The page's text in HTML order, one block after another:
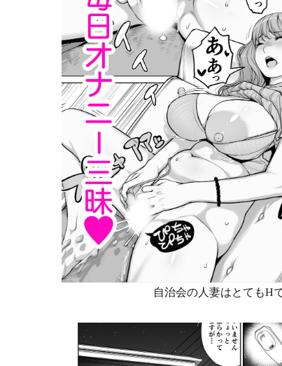
自治会の人妻はとてもH